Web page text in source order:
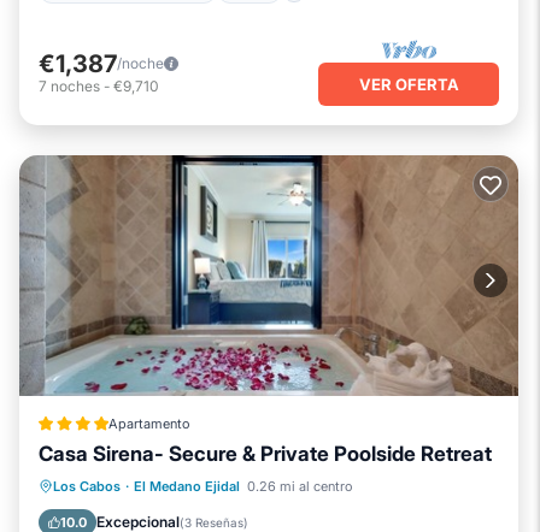
€1,387/noche
7 noches - €9,710 VER OFERTA
Apartamento
Casa Sirena- Secure & Private Poolside Retreat
Los Cabos · El Medano Ejidal 0.26 mi al centro
10.0 Excepcional(3 Reseñas)
Playa privada
Frente al mar
Bañera de hidromasaje
Chimenea/Calefacción